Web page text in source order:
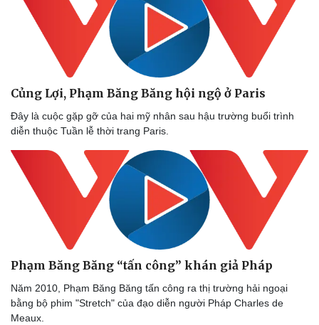
Củng Lợi, Phạm Băng Băng hội ngộ ở Paris
Đây là cuộc gặp gỡ của hai mỹ nhân sau hậu trường buổi trình
diễn thuộc Tuần lễ thời trang Paris.
Phạm Băng Băng “tấn công” khán giả Pháp
Năm 2010, Phạm Băng Băng tấn công ra thị trường hải ngoại
bằng bộ phim "Stretch" của đạo diễn người Pháp Charles de
Meaux.